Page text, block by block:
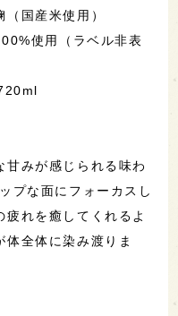
国産米使用）
使用（ラベル非表
甘みが感じられる味わ
プな面にフォーカスし
れを癒してくれるよ
体全体に染み渡りま